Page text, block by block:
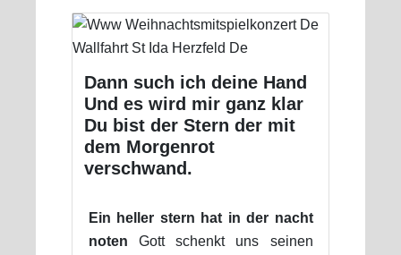
Dann such ich deine Hand
Und es wird mir ganz klar
Du bist der Stern der mit
dem Morgenrot
verschwand.
Ein heller stern hat in der nacht
noten Gott schenkt uns seinen